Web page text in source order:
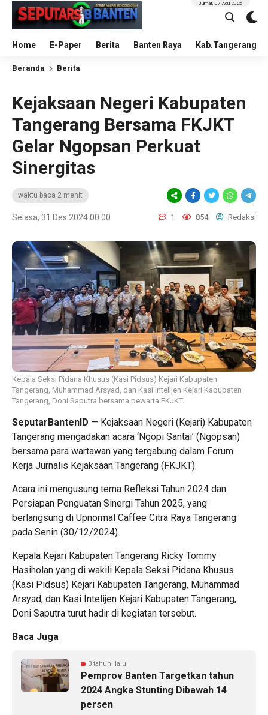
Home E-Paper Berita Banten Raya Kab.Tangerang
Jumat, 07 Agu 2026
Beranda Berita
Kejaksaan Negeri Kabupaten
Tangerang Bersama FKJKT
Gelar Ngopsan Perkuat
Sinergitas
waktu baca 2 menit
Selasa, 31 Des 2024 00:00 1 854 Redaksi
Kepala Seksi Pidana Khusus (Kasi Pidsus) Kejari Kabupaten
Tangerang, Muhammad Arsyad, dan Kasi Intelijen Kejari Kabupaten
Tangerang, Doni Saputra bersama pewarta FKJKT.
SeputarBantenID — Kejaksaan Negeri (Kejari) Kabupaten
Tangerang mengadakan acara ‘Ngopi Santai’ (Ngopsan)
bersama para wartawan yang tergabung dalam Forum
Kerja Jurnalis Kejaksaan Tangerang (FKJKT).
Acara ini mengusung tema Refleksi Tahun 2024 dan
Persiapan Penguatan Sinergi Tahun 2025, yang
berlangsung di Upnormal Caffee Citra Raya Tangerang
pada Senin (30/12/2024).
Kepala Kejari Kabupaten Tangerang Ricky Tommy
Hasiholan yang di wakili Kepala Seksi Pidana Khusus
(Kasi Pidsus) Kejari Kabupaten Tangerang, Muhammad
Arsyad, dan Kasi Intelijen Kejari Kabupaten Tangerang,
Doni Saputra turut hadir di kegiatan tersebut.
Baca Juga
3 tahun lalu
Pemprov Banten Targetkan tahun
2024 Angka Stunting Dibawah 14
persen